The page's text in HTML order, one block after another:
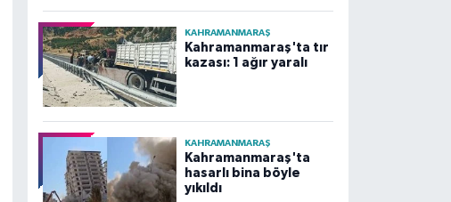
KAHRAMANMARAŞ
Kahramanmaraş'ta tır
kazası: 1 ağır yaralı
KAHRAMANMARAŞ
Kahramanmaraş'ta
hasarlı bina böyle
yıkıldı